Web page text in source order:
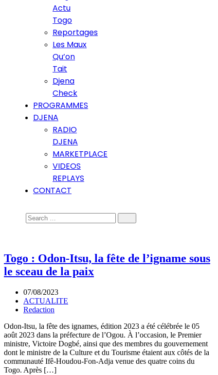
Actu
Togo
Reportages
Les Maux
Qu’on
Tait
Djena
Check
PROGRAMMES
DJENA
RADIO
DJENA
MARKETPLACE
VIDEOS
REPLAYS
CONTACT
Togo : Odon-Itsu, la fête de l’igname sous
le sceau de la paix
07/08/2023
ACTUALITE
Redaction
Odon-Itsu, la fête des ignames, édition 2023 a été célébrée le 05
août 2023 dans la préfecture de l’Ogou. À l’occasion, le Premier
ministre, Victoire Dogbé, ainsi que des membres du gouvernement
dont le ministre de la Culture et du Tourisme étaient aux côtés de la
communauté Ifê-Houdou-Fon-Adja venue des quatre coins du
Togo. Après […]